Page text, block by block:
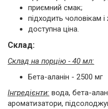
приємний смак;
підходить чоловікам і
доступна ціна.
Склад:
Склад на порцію - 40 мл:
Бета-аланін - 2500 мг
Інгредієнти: вода, бета-
ароматизатори,